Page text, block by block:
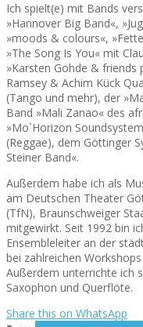
Ich spielt(e) mit Bands
»Hannover Big Band«,
»moods & colours«,
»The Song Is You« mit
»Karsten Gohde & friends
Ramsey & Achim Kück
(Tango und mehr), der
Band »Mali Zanao« des
»Mo`Horizon
(Reggae), dem Göttinger
Steiner Band«.
Außerdem habe ich als
am Deutschen Theater
(TfN), Braunschweiger
mitgewirkt. Seit 1992 bin
Ensembleleiter an der
bei zahlreichen
Außerdem unterrichte ich
Saxophon und Querflöte.
Share this on WhatsApp